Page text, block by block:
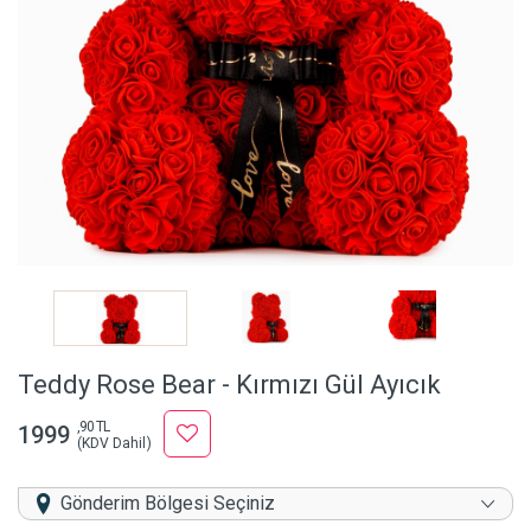
Teddy Rose Bear - Kırmızı Gül Ayıcık
1999 ,90 TL
(KDV Dahil)
Gönderim Bölgesi Seçiniz